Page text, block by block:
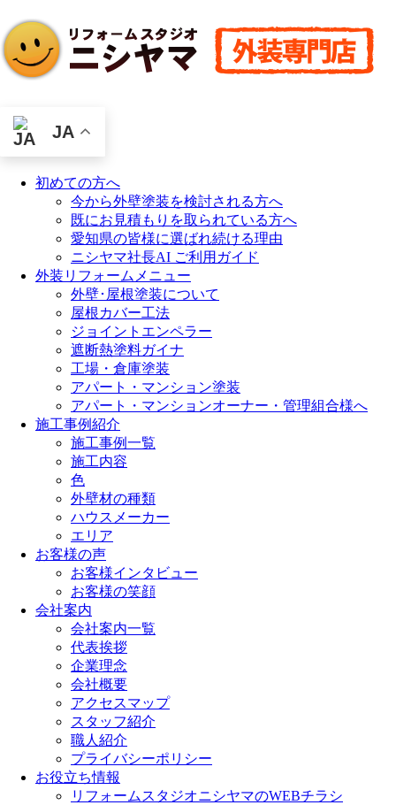
JA
初めての方へ
今から外壁塗装を検討される方へ
既にお見積もりを取られている方へ
愛知県の皆様に選ばれ続ける理由
ニシヤマ社長AI ご利用ガイド
外装リフォームメニュー
外壁･屋根塗装について
屋根カバー工法
ジョイントエンペラー
遮断熱塗料ガイナ
工場・倉庫塗装
アパート・マンション塗装
アパート・マンションオーナー・管理組合様へ
施工事例紹介
施工事例一覧
施工内容
色
外壁材の種類
ハウスメーカー
エリア
お客様の声
お客様インタビュー
お客様の笑顔
会社案内
会社案内一覧
代表挨拶
企業理念
会社概要
アクセスマップ
スタッフ紹介
職人紹介
プライバシーポリシー
お役立ち情報
リフォームスタジオニシヤマのWEBチラシ